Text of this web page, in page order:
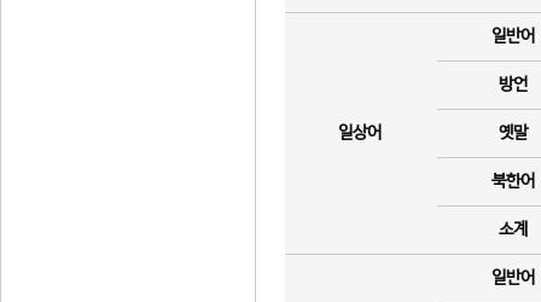
일상어
일반어
방언
옛말
북한어
소계
일반어